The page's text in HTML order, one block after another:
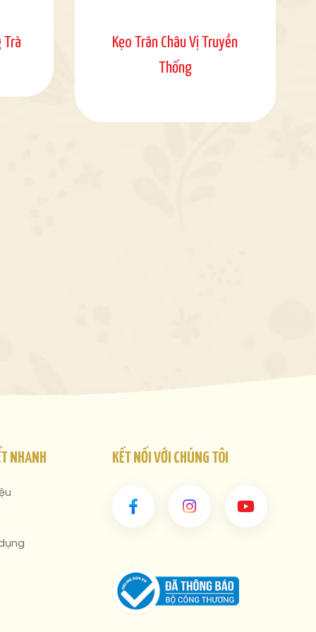
Trà
Kẹo Trân Châu Vị Truyền
Thống
NHANH KẾT NỐI VỚI CHÚNG TÔI